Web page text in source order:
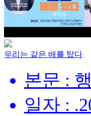
우리는 같은 배를 탔다
본문 :
일자 :